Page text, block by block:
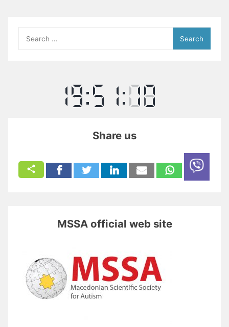
for:
Share us
MSSA official web site